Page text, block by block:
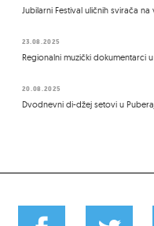
Jubilarni Festival uličnih svirača
23.08.2025
Regionalni muzički dokumentarci
20.08.2025
Dvodnevni di-džej setovi u